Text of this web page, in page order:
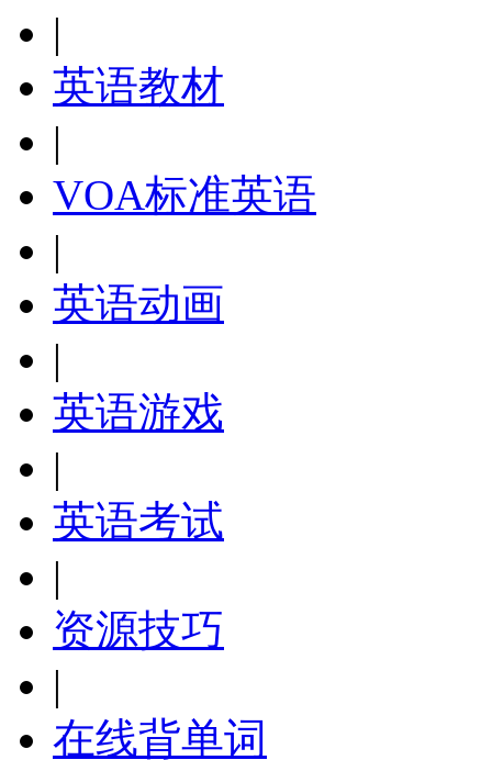
|
英语教材
|
VOA标准英语
|
英语动画
|
英语游戏
|
英语考试
|
资源技巧
|
在线背单词